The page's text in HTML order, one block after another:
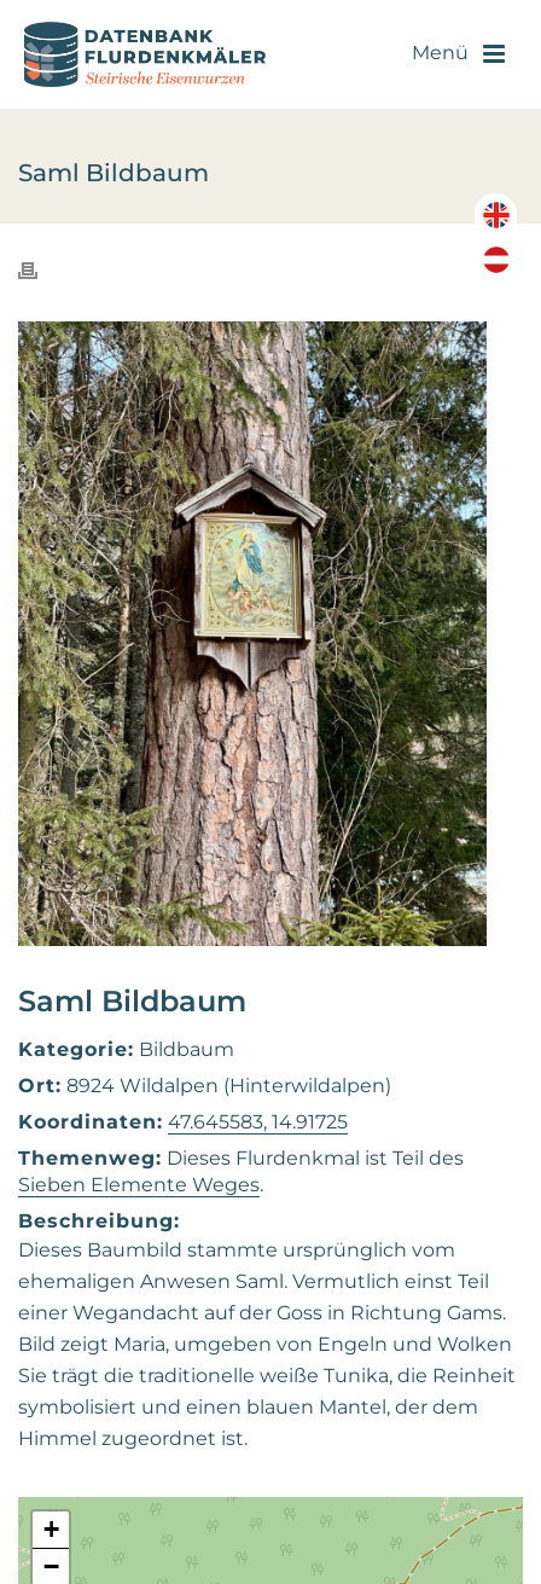
Saml Bildbaum
Saml Bildbaum
Kategorie: Bildbaum
Ort: 8924 Wildalpen (Hinterwildalpen)
Koordinaten: 47.645583, 14.91725
Themenweg: Dieses Flurdenkmal ist Teil des
Sieben Elemente Weges.
Beschreibung:
Dieses Baumbild stammte ursprünglich vom
ehemaligen Anwesen Saml. Vermutlich einst Teil
einer Wegandacht auf der Goss in Richtung Gams.
Bild zeigt Maria, umgeben von Engeln und Wolken
Sie trägt die traditionelle weiße Tunika, die Reinheit
symbolisiert und einen blauen Mantel, der dem
Himmel zugeordnet ist.
+
−